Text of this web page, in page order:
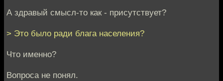
А здравый смысл-то как - присутствует?
> Это было ради блага населения?
Что именно?
Вопроса не понял.